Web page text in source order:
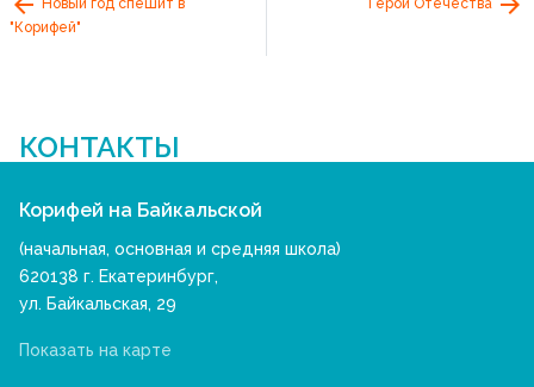
Новый год спешит в
"Корифей"
Герой Отечества
КОНТАКТЫ
Корифей на Байкальской
(начальная, основная и средняя школа)
620138 г. Екатеринбург,
ул. Байкальская, 29
Показать на карте